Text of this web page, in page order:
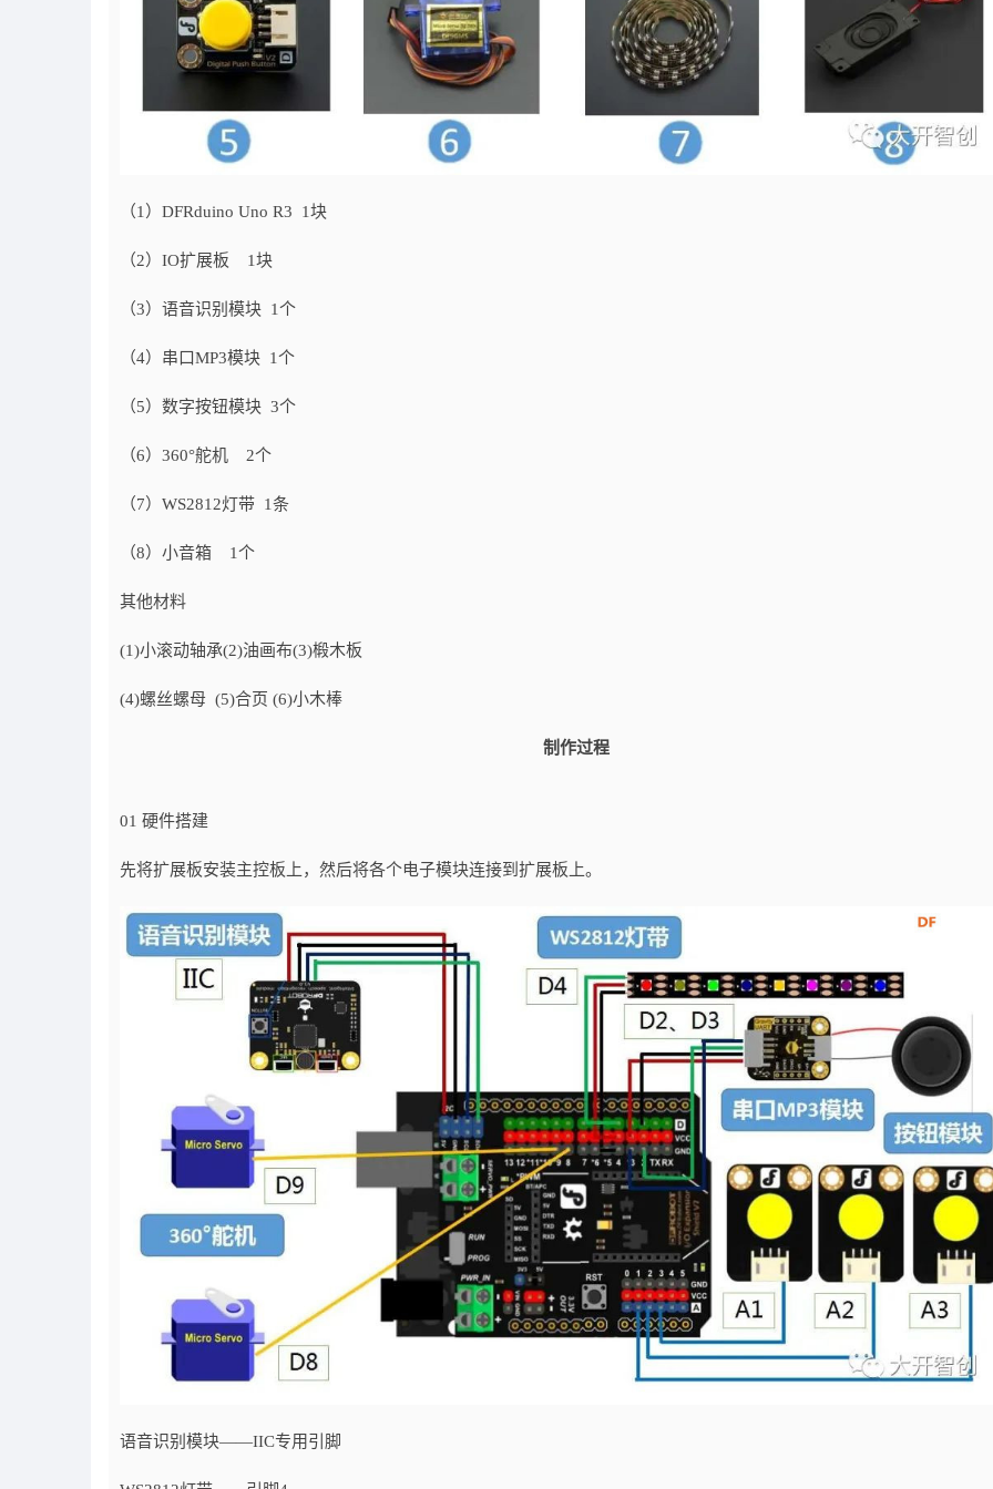
（1）DFRduino Uno R3 1块
（2）IO扩展板 1块
（3）语音识别模块 1个
（4）串口MP3模块 1个
（5）数字按钮模块 3个
（6）360°舵机 2个
（7）WS2812灯带 1条
（8）小音箱 1个
其他材料
(1)小滚动轴承(2)油画布(3)椴木板
(4)螺丝螺母 (5)合页 (6)小木棒
制作过程
01 硬件搭建
先将扩展板安装主控板上，然后将各个电子模块连接到扩展板上。
语音识别模块——IIC专用引脚